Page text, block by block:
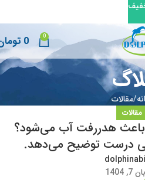
0
0
مقالات
مقالات
باعث هدررفت آب می‌شود؟
درست توضیح می‌دهد.
dolphinabi
1404